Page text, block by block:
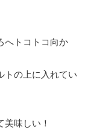
へトコトコ向か
トの上に入れてい
味しい！